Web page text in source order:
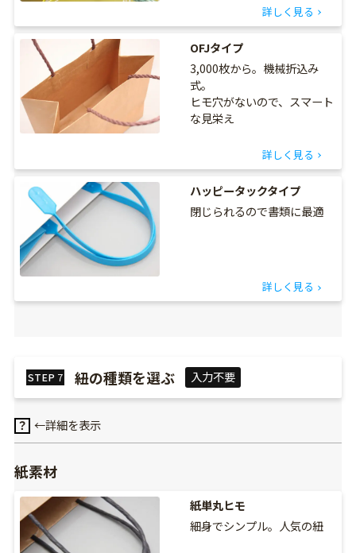
詳しく見る
OFJタイプ
3,000枚から。機械折込み
式。
ヒモ穴がないので、スマート
な見栄え
詳しく見る
ハッピータックタイプ
閉じられるので書類に最適
詳しく見る
STEP 7 紐の種類を選ぶ 入力不要
？ ←詳細を表示
紙素材
紙単丸ヒモ
細身でシンプル。人気の紐